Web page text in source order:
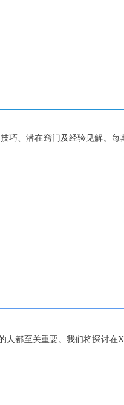
巧、潜在窍门及经验见解。
都至关重要。我们将探讨在